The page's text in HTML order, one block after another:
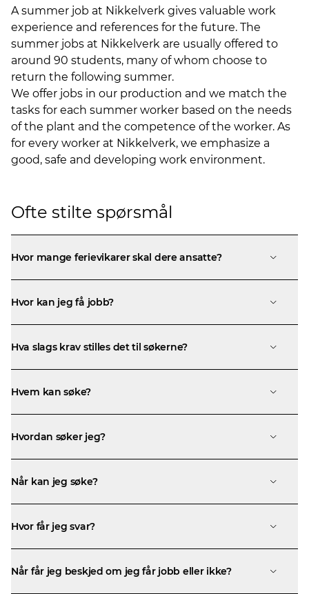
A summer job at Nikkelverk gives valuable work
experience and references for the future. The
summer jobs at Nikkelverk are usually offered to
around 90 students, many of whom choose to
return the following summer.
We offer jobs in our production and we match the
tasks for each summer worker based on the needs
of the plant and the competence of the worker. As
for every worker at Nikkelverk, we emphasize a
good, safe and developing work environment.
Ofte stilte spørsmål
Hvor mange ferievikarer skal dere ansatte?
Hvor kan jeg få jobb?
Hva slags krav stilles det til søkerne?
Hvem kan søke?
Hvordan søker jeg?
Når kan jeg søke?
Hvor får jeg svar?
Når får jeg beskjed om jeg får jobb eller ikke?